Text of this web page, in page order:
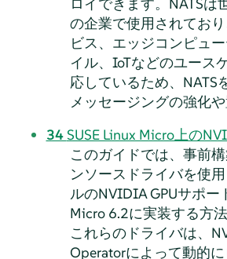
の企業で使用されてお
ビス、エッジコンピュ
イル、IoTなどのユース
応しているため、NATS
メッセージングの強化
34SUSE Linux Micro上の
このガイドでは、事前
ンソースドライバを使
ルのNVIDIA GPUサポー
Micro 6.2に実装する方
これらのドライバは、
Operatorによって動的